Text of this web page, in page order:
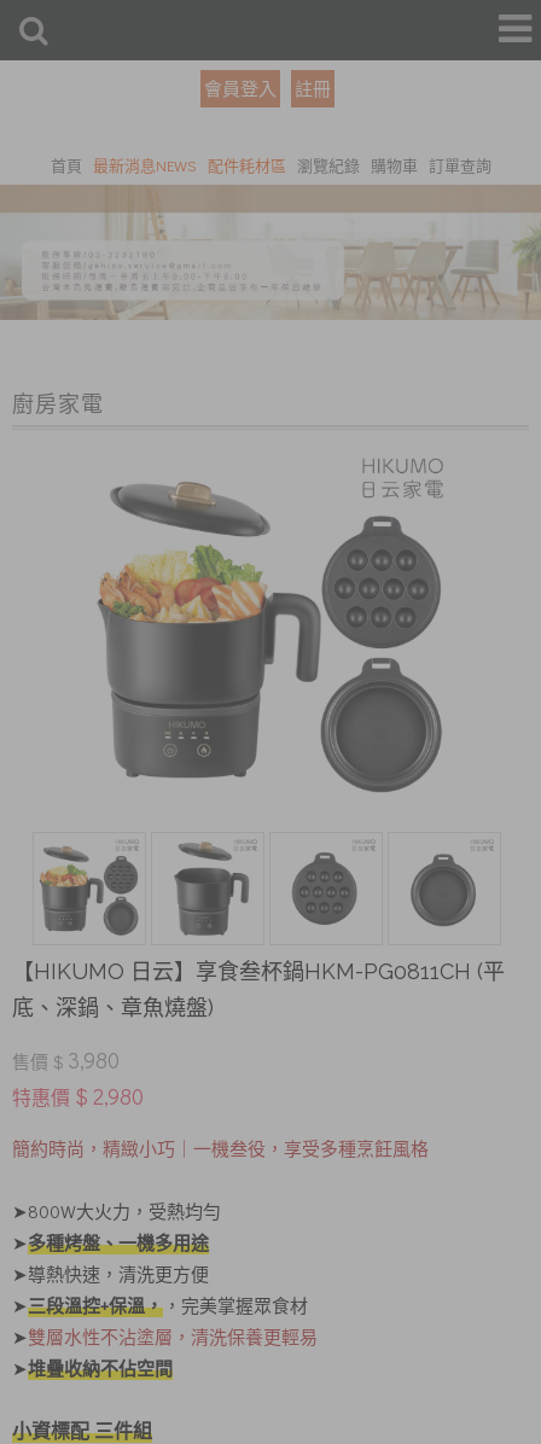
會員登入 註冊
首頁 最新消息NEWS 配件耗材區 瀏覽紀錄 購物車 訂單查詢
廚房家電
【HIKUMO 日云】享食叁杯鍋HKM-PG0811CH (平
底、深鍋、章魚燒盤)
售價 $ 3,980
特惠價 $ 2,980
簡約時尚，精緻小巧｜一機叁役，享受多種烹飪風格
➤800W大火力，受熱均勻
➤多種烤盤、一機多用途
➤導熱快速，清洗更方便
➤三段溫控+保溫， ，完美掌握眾食材
➤雙層水性不沾塗層，清洗保養更輕易
➤堆疊收納不佔空間
小資標配 三件組